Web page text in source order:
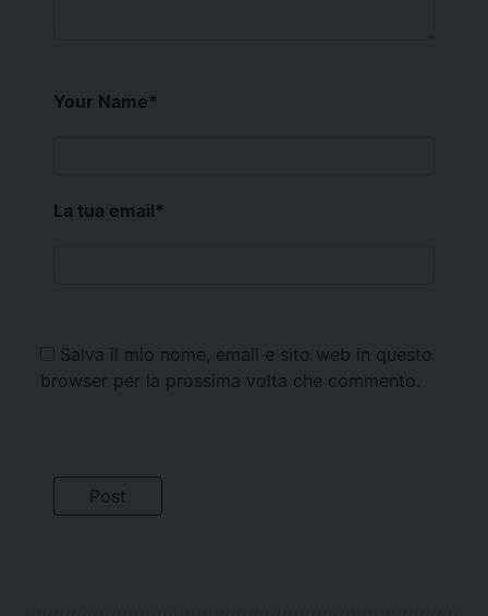
Your Name*
La tua email*
Salva il mio nome, email e sito web in questo
browser per la prossima volta che commento.